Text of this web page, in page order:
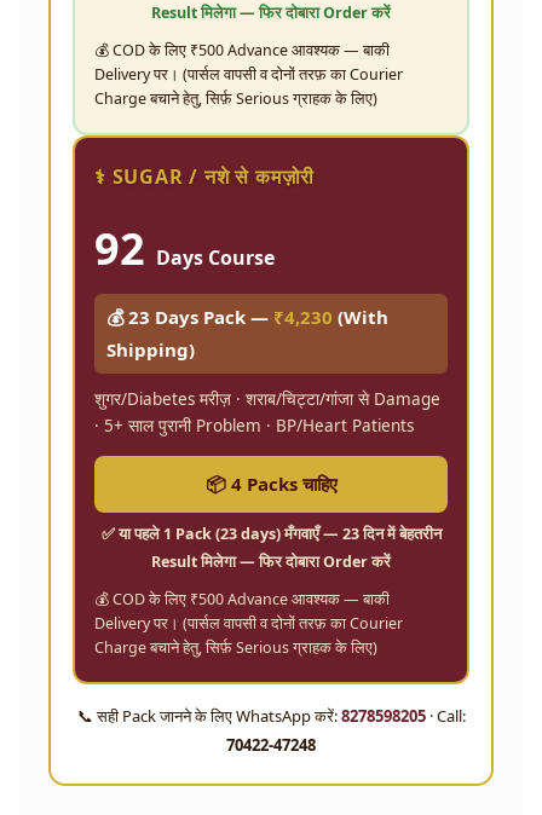
Result मिलेगा — फिर दोबारा Order करें
💰 COD के लिए ₹500 Advance आवश्यक — बाकी
Delivery पर। (पार्सल वापसी व दोनों तरफ़ का Courier
Charge बचाने हेतु, सिर्फ़ Serious ग्राहक के लिए)
⚕️ SUGAR / नशे से कमज़ोरी
92 Days Course
💰 23 Days Pack — ₹4,230 (With
Shipping)
शुगर/Diabetes मरीज़ · शराब/चिट्टा/गांजा से Damage
· 5+ साल पुरानी Problem · BP/Heart Patients
📦 4 Packs चाहिए
✅ या पहले1 Pack (23 days)मँगवाएँ — 23 दिन में बेहतरीन
Result मिलेगा — फिर दोबारा Order करें
💰 COD के लिए ₹500 Advance आवश्यक — बाकी
Delivery पर। (पार्सल वापसी व दोनों तरफ़ का Courier
Charge बचाने हेतु, सिर्फ़ Serious ग्राहक के लिए)
📞 सही Pack जानने के लिए WhatsApp करें:8278598205· Call:
70422-47248